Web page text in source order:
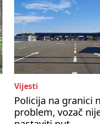
Vijesti
Policija na granici
problem, vozač